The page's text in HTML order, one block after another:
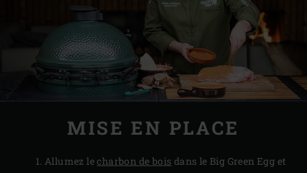
MISE EN PLACE
Allumez lecharbon de bois dans le Big Green Egg et